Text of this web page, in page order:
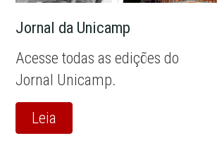
Jornal da Unicamp
Acesse todas as edições do
Jornal Unicamp.
Leia